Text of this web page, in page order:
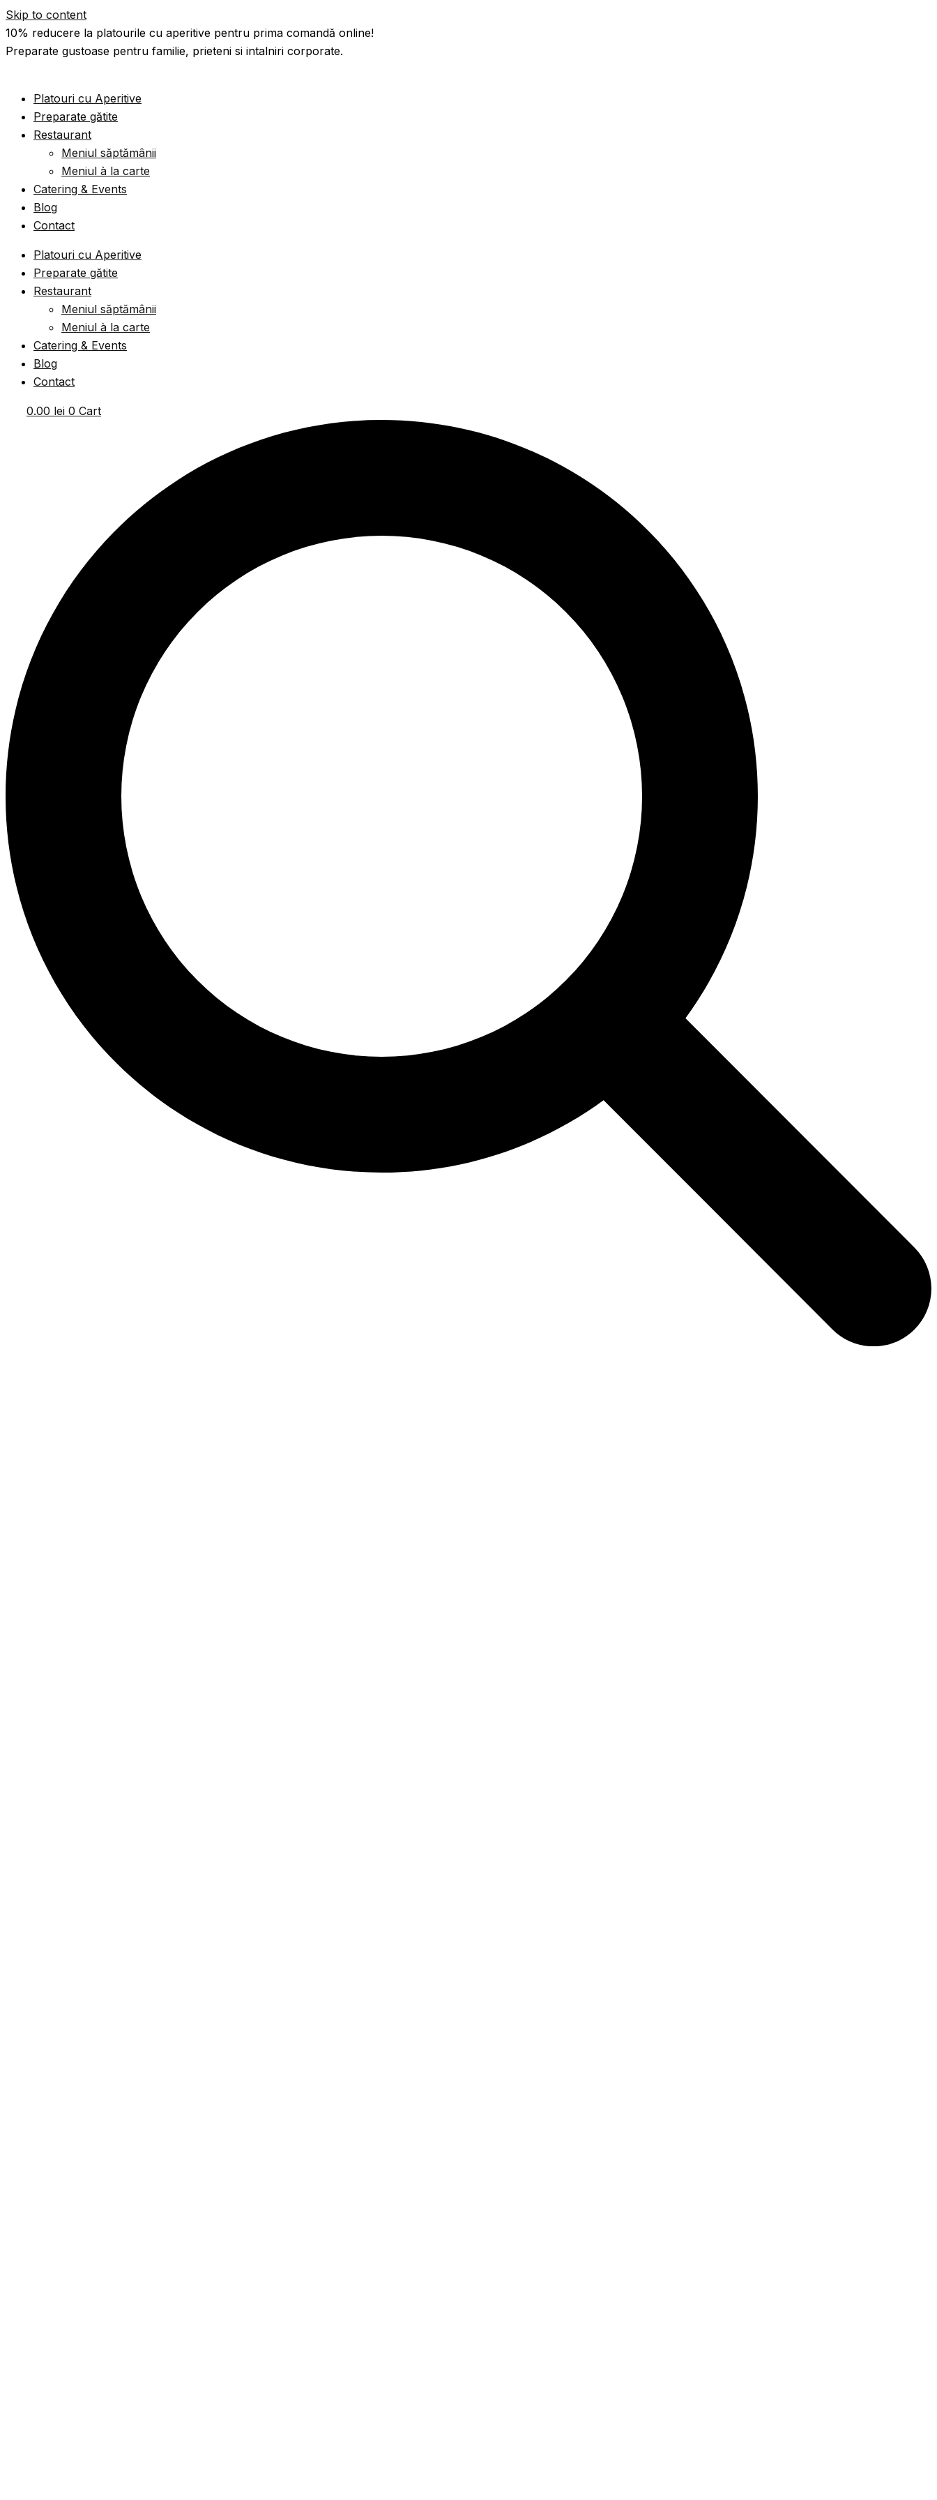
Skip to content
10% reducere la platourile cu aperitive pentru prima comandă online!
Preparate gustoase pentru familie, prieteni si intalniri corporate.
Platouri cu Aperitive
Preparate gătite
Restaurant
Meniul săptămânii
Meniul à la carte
Catering & Events
Blog
Contact
Platouri cu Aperitive
Preparate gătite
Restaurant
Meniul săptămânii
Meniul à la carte
Catering & Events
Blog
Contact
0.00 lei 0 Cart